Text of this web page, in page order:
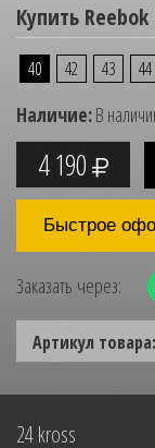
Купить
40 42 43 44
Наличие:В
4 190
Быстрое
Заказать через:
Артикул товара:
24 kross